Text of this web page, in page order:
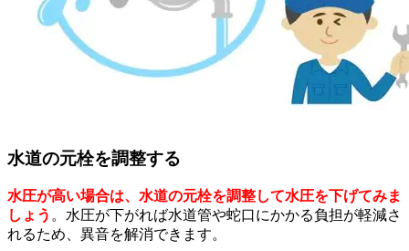
水道の元栓を調整する
水圧が高い場合は、水道の元栓を調整して水圧を下げてみま
しょう 。水圧が下がれば水道管や蛇口にかかる負担が軽減さ
れるため、異音を解消できます。